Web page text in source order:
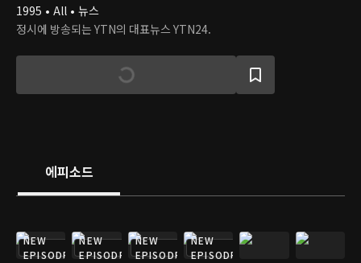
1995 • All • 뉴스
정시에 방송되는 YTN의 대표뉴스 YTN24.
에피소드
NEW
EPISODE
NEW
EPISODE
NEW
EPISODE
NEW
EPISODE